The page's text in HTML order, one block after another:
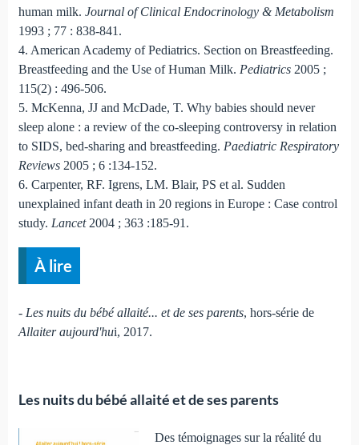
human milk. Journal of Clinical Endocrinology & Metabolism
1993 ; 77 : 838-841.
4. American Academy of Pediatrics. Section on Breastfeeding.
Breastfeeding and the Use of Human Milk. Pediatrics2005 ;
115(2) : 496-506.
5. McKenna, JJ and McDade, T. Why babies should never
sleep alone : a review of the co-sleeping controversy in relation
to SIDS, bed-sharing and breastfeeding. Paediatric Respiratory
Reviews2005 ; 6 :134-152.
6. Carpenter, RF. Igrens, LM. Blair, PS et al. Sudden
unexplained infant death in 20 regions in Europe : Case control
study. Lancet2004 ; 363 :185-91.
À lire
- Les nuits du bébé allaité... et de ses parents, hors-série de
Allaiter aujourd'hui, 2017.
Les nuits du bébé allaité et de ses parents
Des témoignages sur la réalité du